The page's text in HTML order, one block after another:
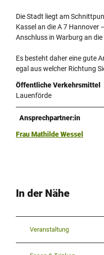
Die Stadt liegt am
Kassel an die A 7 Hannover
Anschluss in Warburg an
Es besteht daher eine gute
egal aus welcher Richtung
Öffentliche Verkehrsmittel
Lauenförde
Ansprechpartner:in
Frau Mathilde Wessel
In der Nähe
Veranstaltung